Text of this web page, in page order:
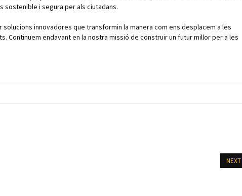
sostenible i segura per als ciutadans.
innovadores que transformin la manera com ens desplacem a les
Continuem endavant en la nostra missió de construir un futur millor per a les
NEXT